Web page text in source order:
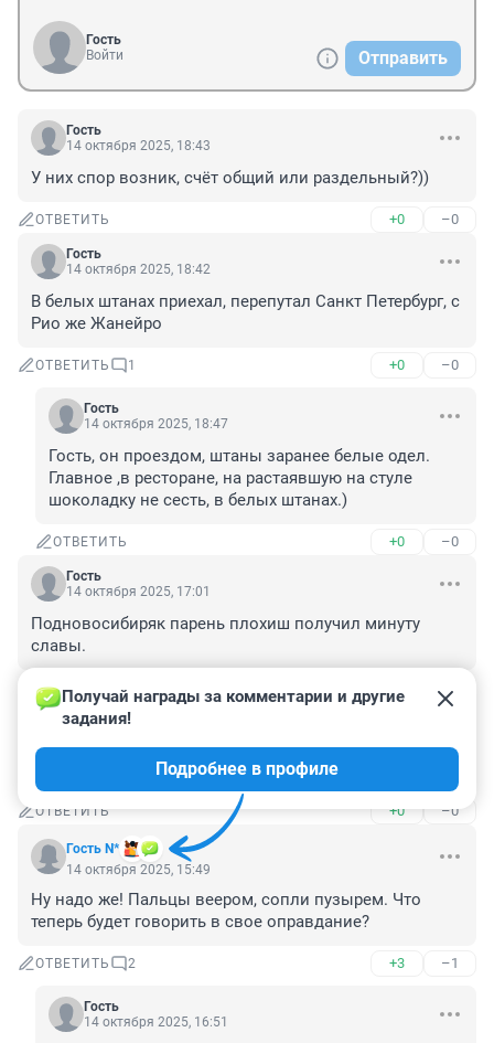
Гость
Войти
Отправить
Гость
14 октября 2025, 18:43
У них спор возник, счёт общий или раздельный?))
ОТВЕТИТЬ +0 –0
Гость
14 октября 2025, 18:42
В белых штанах приехал, перепутал Санкт Петербург, с
Рио же Жанейро
ОТВЕТИТЬ 1 +0 –0
Гость
14 октября 2025, 18:47
Гость, он проездом, штаны заранее белые одел.
Главное ,в ресторане, на растаявшую на стуле
шоколадку не сесть, в белых штанах.)
ОТВЕТИТЬ +0 –0
Гость
14 октября 2025, 17:01
Подновосибиряк парень плохиш получил минуту
славы.
ОТВЕТИТЬ –0
Гость
Дык а что, пневмат - це оружайка?
ОТВЕТИТЬ +0 –0
Гость N*
Получай награды за комментарии и другие
задания!
Подробнее в профиле
14 октября 2025, 15:49
Ну надо же! Пальцы веером, сопли пузырем. Что
теперь будет говорить в свое оправдание?
ОТВЕТИТЬ 2 +3 –1
Гость
14 октября 2025, 16:51